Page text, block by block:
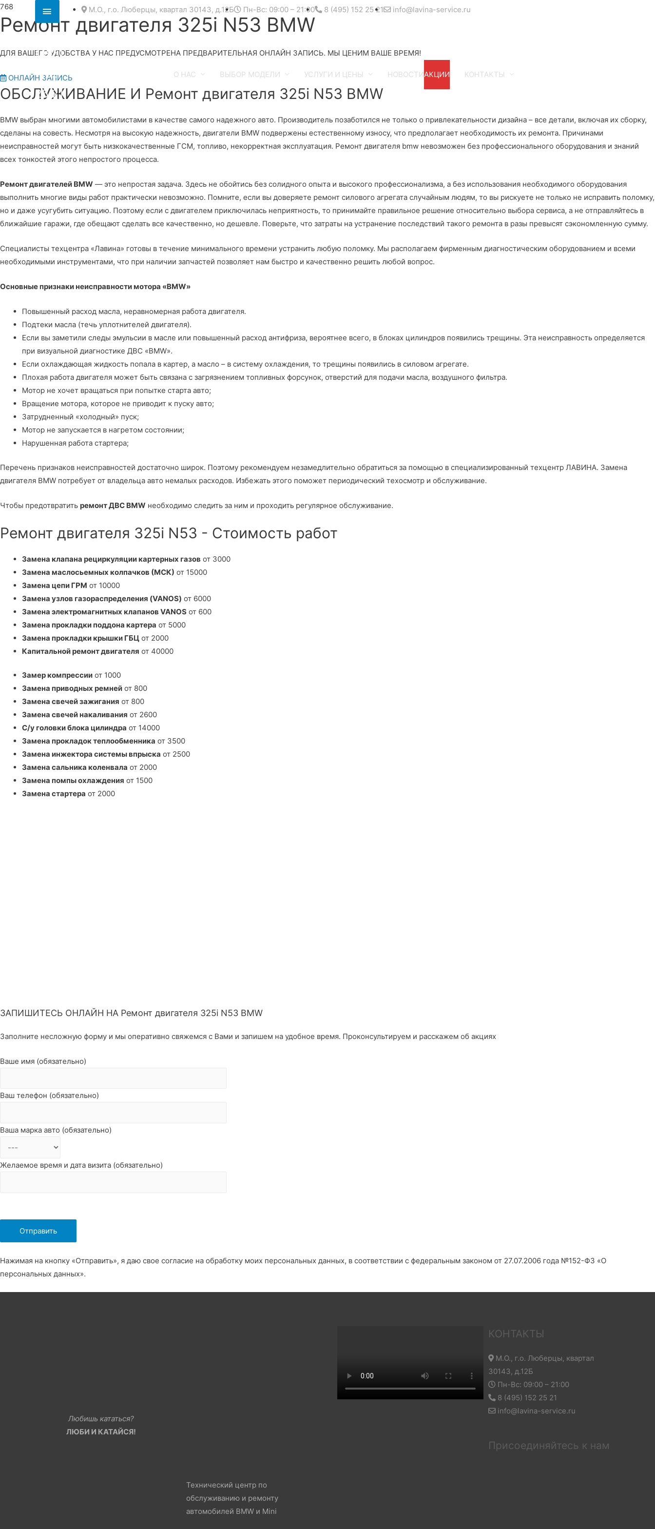
Секция
над
шапкой
8
(495)
152
25 21
М.О., г.о. Люберцы, квартал 30143, д.12Б Пн-Вс: 09:00 – 21:00 8 (495) 152 25 21 info@lavina-service.ru
О НАС ВЫБОР МОДЕЛИ УСЛУГИ И ЦЕНЫ НОВОСТИАКЦИИ КОНТАКТЫ
Ремонт двигателя 325i N53 BMW
ДЛЯ ВАШЕГО УДОБСТВА У НАС ПРЕДУСМОТРЕНА ПРЕДВАРИТЕЛЬНАЯ ОНЛАЙН ЗАПИСЬ. МЫ ЦЕНИМ ВАШЕ ВРЕМЯ!
ОНЛАЙН ЗАПИСЬ
ОБСЛУЖИВАНИЕ И Ремонт двигателя 325i N53 BMW
BMW выбран многими автомобилистами в качестве самого надежного авто. Производитель позаботился не только о привлекательности дизайна – все детали, включая их сборку,
сделаны на совесть. Несмотря на высокую надежность, двигатели BMW подвержены естественному износу, что предполагает необходимость их ремонта. Причинами
неисправностей могут быть низкокачественные ГСМ, топливо, некорректная эксплуатация. Ремонт двигателя bmw невозможен без профессионального оборудования и знаний
всех тонкостей этого непростого процесса.
Ремонт двигателей BMW — это непростая задача. Здесь не обойтись без солидного опыта и высокого профессионализма, а без использования необходимого оборудования
выполнить многие виды работ практически невозможно. Помните, если вы доверяете ремонт силового агрегата случайным людям, то вы рискуете не только не исправить поломку,
но и даже усугубить ситуацию. Поэтому если с двигателем приключилась неприятность, то принимайте правильное решение относительно выбора сервиса, а не отправляйтесь в
ближайшие гаражи, где обещают сделать все качественно, но дешевле. Поверьте, что затраты на устранение последствий такого ремонта в разы превысят сэкономленную сумму.
Специалисты техцентра «Лавина» готовы в течение минимального времени устранить любую поломку. Мы располагаем фирменным диагностическим оборудованием и всеми
необходимыми инструментами, что при наличии запчастей позволяет нам быстро и качественно решить любой вопрос.
Основные признаки неисправности мотора «BMW»
Повышенный расход масла, неравномерная работа двигателя.
Подтеки масла (течь уплотнителей двигателя).
Если вы заметили следы эмульсии в масле или повышенный расход антифриза, вероятнее всего, в блоках цилиндров появились трещины. Эта неисправность определяется
при визуальной диагностике ДВС «BMW».
Если охлаждающая жидкость попала в картер, а масло – в систему охлаждения, то трещины появились в силовом агрегате.
Плохая работа двигателя может быть связана с загрязнением топливных форсунок, отверстий для подачи масла, воздушного фильтра.
Мотор не хочет вращаться при попытке старта авто;
Вращение мотора, которое не приводит к пуску авто;
Затрудненный «холодный» пуск;
Мотор не запускается в нагретом состоянии;
Нарушенная работа стартера;
Перечень признаков неисправностей достаточно широк. Поэтому рекомендуем незамедлительно обратиться за помощью в специализированный техцентр ЛАВИНА. Замена
двигателя BMW потребует от владельца авто немалых расходов. Избежать этого поможет периодический техосмотр и обслуживание.
Чтобы предотвратить ремонт ДВС BMW необходимо следить за ним и проходить регулярное обслуживание.
Ремонт двигателя 325i N53 - Стоимость работ
Замена клапана рециркуляции картерных газов от 3000
Замена маслосьемных колпачков (МСК) от 15000
Замена цепи ГРМ от 10000
Замена узлов газораспределения (VANOS) от 6000
Замена электромагнитных клапанов VANOS от 600
Замена прокладки поддона картера от 5000
Замена прокладки крышки ГБЦ от 2000
Капитальной ремонт двигателя от 40000
Замер компрессии от 1000
Замена приводных ремней от 800
Замена свечей зажигания от 800
Замена свечей накаливания от 2600
С/у головки блока цилиндра от 14000
Замена прокладок теплообменника от 3500
Замена инжектора системы впрыска от 2500
Замена сальника коленвала от 2000
Замена помпы охлаждения от 1500
Замена стартера от 2000
ЗАПИШИТЕСЬ ОНЛАЙН НА Ремонт двигателя 325i N53 BMW
Заполните несложную форму и мы оперативно свяжемся с Вами и запишем на удобное время. Проконсультируем и расскажем об акциях
Ваше имя (обязательно)
Ваш телефон (обязательно)
Ваша марка авто (обязательно)
Желаемое время и дата визита (обязательно)
Нажимая на кнопку «Отправить», я даю свое согласие на обработку моих персональных данных, в соответствии с федеральным законом от 27.07.2006 года №152-Ф3 «О
персональных данных».
Любишь кататься?
ЛЮБИ И КАТАЙСЯ!
Технический центр по
обслуживанию и ремонту
автомобилей BMW и Mini
КОНТАКТЫ
М.О., г.о. Люберцы, квартал
30143, д.12Б
Пн-Вс: 09:00 – 21:00
8 (495) 152 25 21
info@lavina-service.ru
Присоединяйтесь к нам